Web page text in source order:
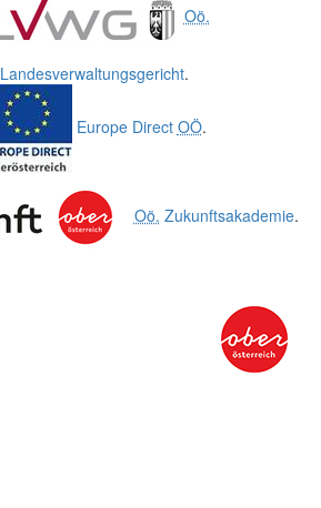
Oö.
Landesverwaltungsgericht.
Europe Direct OÖ.
Oö. Zukunftsakademie.